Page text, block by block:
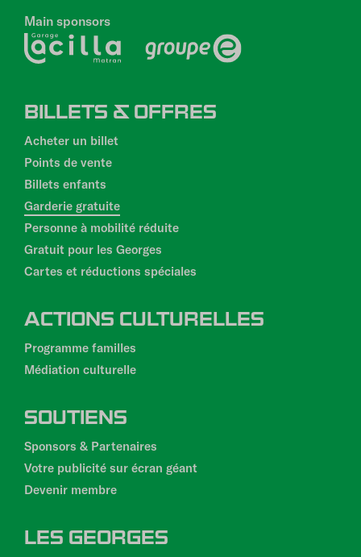
Main sponsors
DE
PAGE
BILLETS & OFFRES
Acheter un billet
Points de vente
Billets enfants
Garderie gratuite
Personne à mobilité réduite
Gratuit pour les Georges
Cartes et réductions spéciales
ACTIONS CULTURELLES
Programme familles
Médiation culturelle
SOUTIENS
Sponsors & Partenaires
Votre publicité sur écran géant
Devenir membre
LES GEORGES